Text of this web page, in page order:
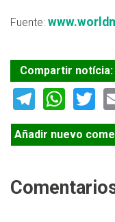
Fuente:
Compartir notícia:
Añadir nuevo